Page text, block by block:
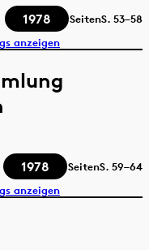
1978 SeitenS. 53–58
anzeigen
1978 SeitenS. 59–64
anzeigen